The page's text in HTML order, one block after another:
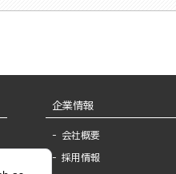
企業情報
会社概要
採用情報